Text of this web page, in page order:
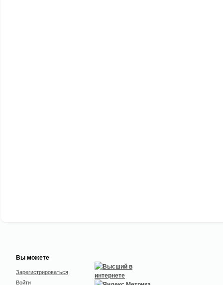
Вы можете
Зарегистрироваться
Войти